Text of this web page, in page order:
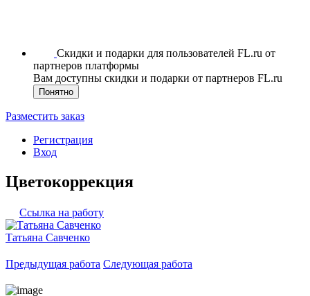
Скидки и подарки для пользователей FL.ru от
партнеров платформы
Вам доступны скидки и подарки от партнеров FL.ru
Понятно
Разместить заказ
Регистрация
Вход
Цветокоррекция
Ссылка на работу
Татьяна Савченко
Предыдущая работа Следующая работа